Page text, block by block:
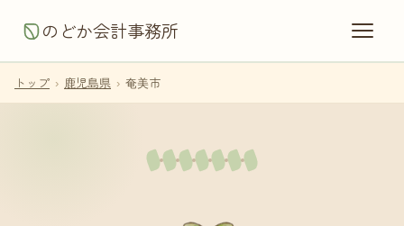
のどか会計事務所
トップ › 鹿児島県 › 奄美市